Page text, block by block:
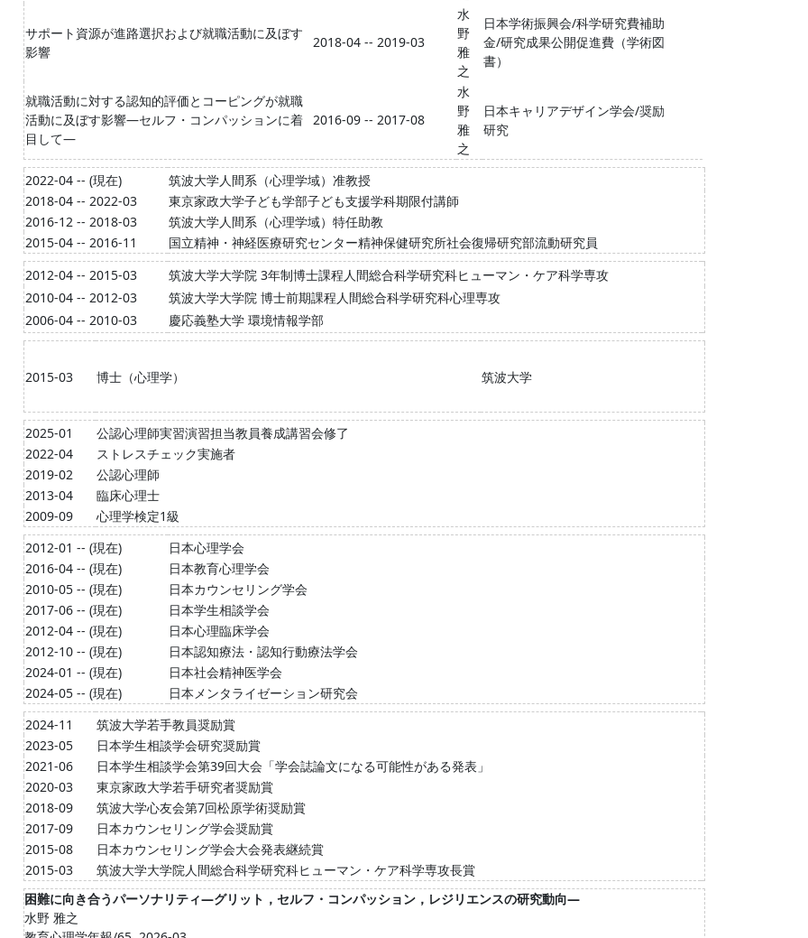
サポート資源が進路選択および就職活動に及ぼす
影響
2018-04 -- 2019-03
水
野
雅
之
日本学術振興会/科学研究費補助
金/研究成果公開促進費（学術図
書）
就職活動に対する認知的評価とコーピングが就職
活動に及ぼす影響―セルフ・コンパッションに着
目して―
2016-09 -- 2017-08
水
野
雅
之
日本キャリアデザイン学会/奨励
研究
2022-04 -- (現在)
筑波大学人間系（心理学域）准教授
2018-04 -- 2022-03
東京家政大学子ども学部子ども支援学科期限付講師
2016-12 -- 2018-03
筑波大学人間系（心理学域）特任助教
2015-04 -- 2016-11
国立精神・神経医療研究センター精神保健研究所社会復帰研究部流動研究員
2012-04 -- 2015-03
筑波大学大学院 3年制博士課程人間総合科学研究科ヒューマン・ケア科学専攻
2010-04 -- 2012-03
筑波大学大学院 博士前期課程人間総合科学研究科心理専攻
2006-04 -- 2010-03
慶応義塾大学 環境情報学部
2015-03 博士（心理学） 筑波大学
2025-01
公認心理師実習演習担当教員養成講習会修了
2022-04
ストレスチェック実施者
2019-02
公認心理師
2013-04
臨床心理士
2009-09
心理学検定1級
2012-01 -- (現在)
日本心理学会
2016-04 -- (現在)
日本教育心理学会
2010-05 -- (現在)
日本カウンセリング学会
2017-06 -- (現在)
日本学生相談学会
2012-04 -- (現在)
日本心理臨床学会
2012-10 -- (現在)
日本認知療法・認知行動療法学会
2024-01 -- (現在)
日本社会精神医学会
2024-05 -- (現在)
日本メンタライゼーション研究会
2024-11
筑波大学若手教員奨励賞
2023-05
日本学生相談学会研究奨励賞
2021-06
日本学生相談学会第39回大会「学会誌論文になる可能性がある発表」
2020-03
東京家政大学若手研究者奨励賞
2018-09
筑波大学心友会第7回松原学術奨励賞
2017-09
日本カウンセリング学会奨励賞
2015-08
日本カウンセリング学会大会発表継続賞
2015-03
筑波大学大学院人間総合科学研究科ヒューマン・ケア科学専攻長賞
困難に向き合うパーソナリティ―グリット，セルフ・コンパッション，レジリエンスの研究動向―
水野 雅之